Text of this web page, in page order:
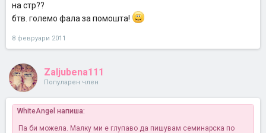
на стр??
бтв. големо фала за помошта!
8 февруари 2011
Zaljubena111
Популарен член
WhiteAngel напиша:
Па би можела. Малку ми е глупаво да пишувам семинарска по